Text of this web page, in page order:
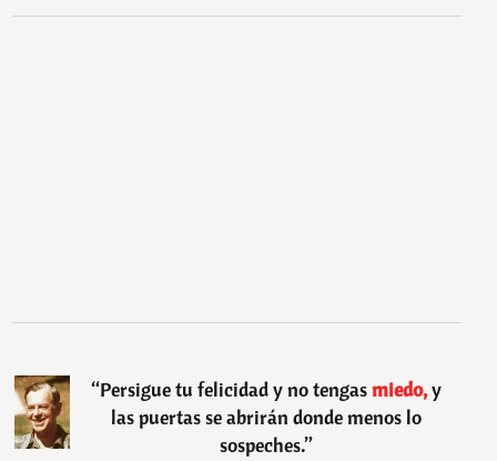
“Persigue tu felicidad y no tengasmiedo,y
las puertas se abrirán donde menos lo
sospeches.”